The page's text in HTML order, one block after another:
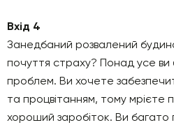
Вхід 4
Занедбаний розвалений
почуття страху? Понад усе ви
проблем. Ви хочете
та процвітанням, тому мрієте
хороший заробіток. Ви